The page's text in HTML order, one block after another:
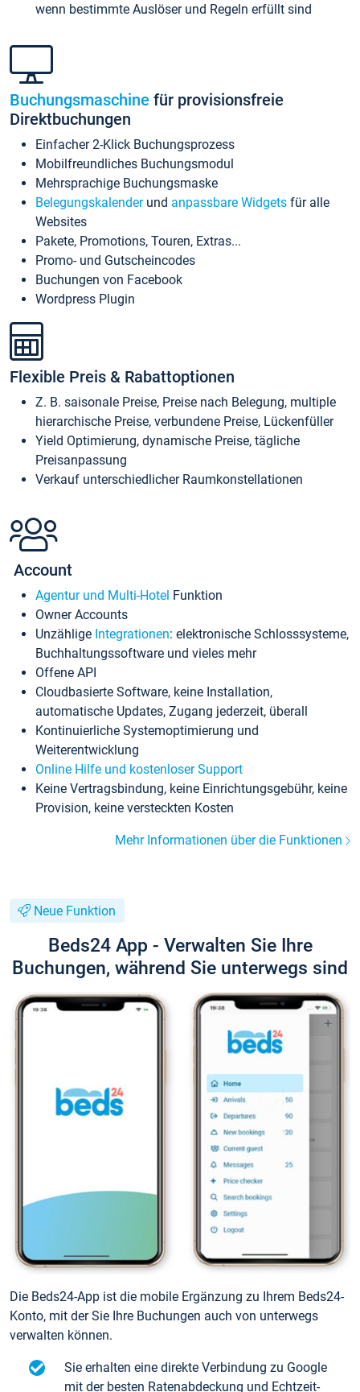
wenn bestimmte Auslöser und Regeln erfüllt sind
Buchungsmaschine für provisionsfreie
Direktbuchungen
Einfacher 2-Klick Buchungsprozess
Mobilfreundliches Buchungsmodul
Mehrsprachige Buchungsmaske
Belegungskalenderund anpassbare Widgets für alle
Websites
Pakete, Promotions, Touren, Extras...
Promo- und Gutscheincodes
Buchungen von Facebook
Wordpress Plugin
Flexible Preis & Rabattoptionen
Z. B. saisonale Preise, Preise nach Belegung, multiple
hierarchische Preise, verbundene Preise, Lückenfüller
Yield Optimierung, dynamische Preise, tägliche
Preisanpassung
Verkauf unterschiedlicher Raumkonstellationen
Account
Agentur und Multi-Hotel Funktion
Owner Accounts
Unzählige Integrationen: elektronische Schlosssysteme,
Buchhaltungssoftware und vieles mehr
Offene API
Cloudbasierte Software, keine Installation,
automatische Updates, Zugang jederzeit, überall
Kontinuierliche Systemoptimierung und
Weiterentwicklung
Online Hilfe und kostenloser Support
Keine Vertragsbindung, keine Einrichtungsgebühr, keine
Provision, keine versteckten Kosten
Mehr Informationen über die Funktionen
Neue Funktion
Beds24 App - Verwalten Sie Ihre
Buchungen, während Sie unterwegs sind
Die Beds24-App ist die mobile Ergänzung zu Ihrem Beds24-
Konto, mit der Sie Ihre Buchungen auch von unterwegs
verwalten können.
Sie erhalten eine direkte Verbindung zu Google
mit der besten Ratenabdeckung und Echtzeit-